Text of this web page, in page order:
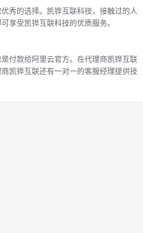
秀的选择。凯铧互联科技，接触过的人
享受凯铧互联科技的优质服务。
付款给阿里云官方。在代理商凯铧互联
凯铧互联还有一对一的客服经理提供技